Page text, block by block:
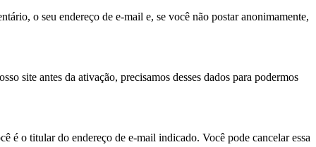
o seu endereço de e-mail e, se você não postar anonimamente,
site antes da ativação, precisamos desses dados para podermos
é o titular do endereço de e-mail indicado. Você pode cancelar essa